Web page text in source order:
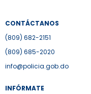
CONTÁCTANOS
(809) 682-2151
(809) 685-2020
info@policia.gob.do
INFÓRMATE